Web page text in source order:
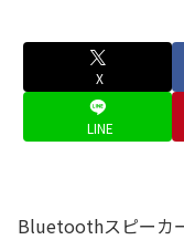
X
LINE
Bluetoothスピーカ